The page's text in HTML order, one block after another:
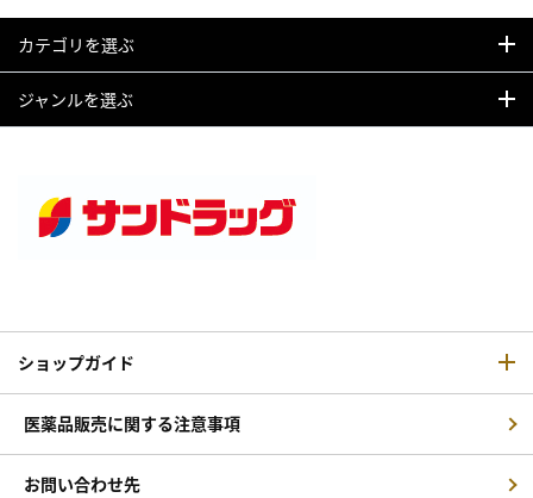
カテゴリを選ぶ
ジャンルを選ぶ
ショップガイド
医薬品販売に関する注意事項
お問い合わせ先